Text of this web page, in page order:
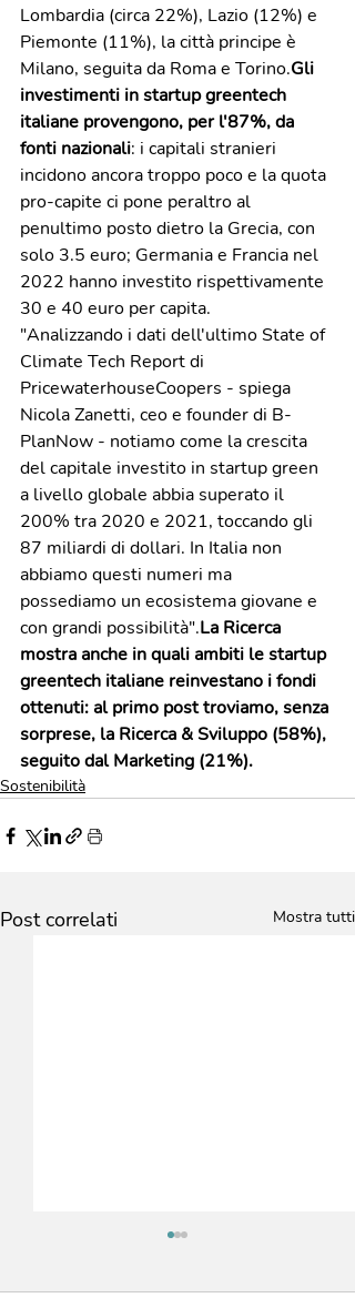
Lombardia (circa 22%), Lazio (12%) e
Piemonte (11%), la città principe è
Milano, seguita da Roma e Torino.Gli
investimenti in startup greentech
italiane provengono, per l'87%, da
fonti nazionali: i capitali stranieri
incidono ancora troppo poco e la quota
pro-capite ci pone peraltro al
penultimo posto dietro la Grecia, con
solo 3.5 euro; Germania e Francia nel
2022 hanno investito rispettivamente
30 e 40 euro per capita.
"Analizzando i dati dell'ultimo State of
Climate Tech Report di
PricewaterhouseCoopers - spiega
Nicola Zanetti, ceo e founder di B-
PlanNow - notiamo come la crescita
del capitale investito in startup green
a livello globale abbia superato il
200% tra 2020 e 2021, toccando gli
87 miliardi di dollari. In Italia non
abbiamo questi numeri ma
possediamo un ecosistema giovane e
con grandi possibilità".La Ricerca
mostra anche in quali ambiti le startup
greentech italiane reinvestano i fondi
ottenuti: al primo post troviamo, senza
sorprese, la Ricerca & Sviluppo (58%),
seguito dal Marketing (21%).
Sostenibilità
Post correlati Mostra tutti